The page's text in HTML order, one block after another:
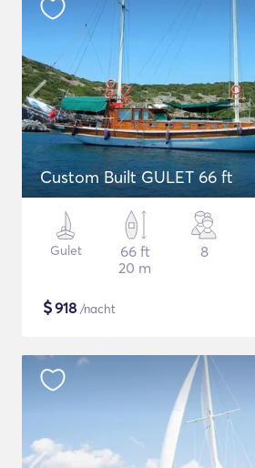
Custom Built GULET 66 ft
Gulet
66 ft
20 m
8
$918 /nacht